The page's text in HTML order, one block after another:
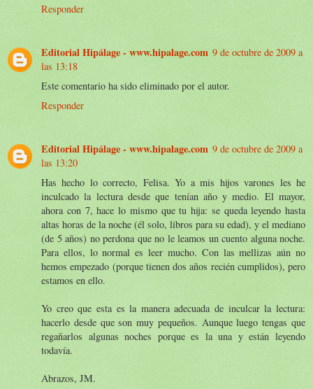
Responder
Editorial Hipálage - www.hipalage.com 9 de octubre de 2009 a
las 13:18
Este comentario ha sido eliminado por el autor.
Responder
Editorial Hipálage - www.hipalage.com 9 de octubre de 2009 a
las 13:20
Has hecho lo correcto, Felisa. Yo a mis hijos varones les he
inculcado la lectura desde que tenían año y medio. El mayor,
ahora con 7, hace lo mismo que tu hija: se queda leyendo hasta
altas horas de la noche (él solo, libros para su edad), y el mediano
(de 5 años) no perdona que no le leamos un cuento alguna noche.
Para ellos, lo normal es leer mucho. Con las mellizas aún no
hemos empezado (porque tienen dos años recién cumplidos), pero
estamos en ello.
Yo creo que esta es la manera adecuada de inculcar la lectura:
hacerlo desde que son muy pequeños. Aunque luego tengas que
regañarlos algunas noches porque es la una y están leyendo
todavía.
Abrazos, JM.